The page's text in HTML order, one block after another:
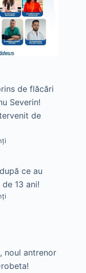
de flăcări
Severin!
de
ce au
13 ani!
noul antrenor